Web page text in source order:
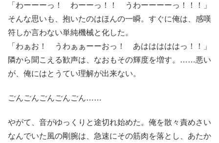
「わーーーっ！ わーーっ！！ うわーーーーっ！！！」
そんな思いも、抱いたのはほんの一瞬。すぐに俺は、感嘆
符しか言わない単純機械と化した。
「わぁお！ うわぁぁーーおっ！ あはははははっ！！」
隣から聞こえる歓声は、なおもその輝度を増す。……悪い
が、俺にはとうてい理解が出来ない。
ごんごんごんごんごん……
やがて、音がゆっくりと途切れ始めた。俺を散々責めさい
なんでいた風の剛腕は、急速にその筋肉を落とし、あたか